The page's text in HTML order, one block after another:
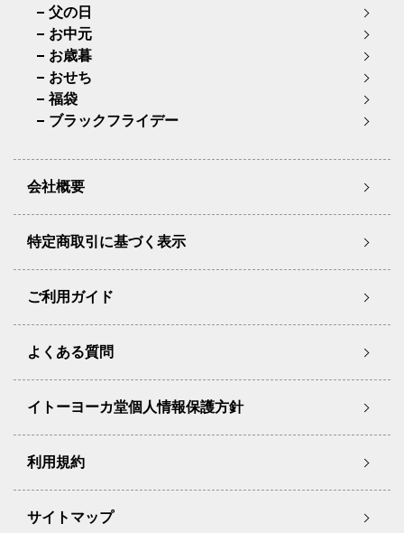
父の日
お中元
お歳暮
おせち
福袋
ブラックフライデー
会社概要
特定商取引に基づく表示
ご利用ガイド
よくある質問
イトーヨーカ堂個人情報保護方針
利用規約
サイトマップ